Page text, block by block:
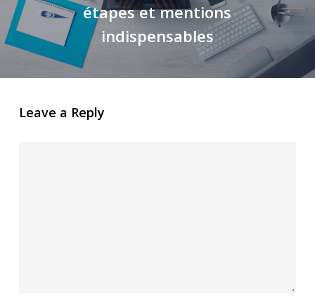
étapes et mentions
indispensables
Leave a Reply